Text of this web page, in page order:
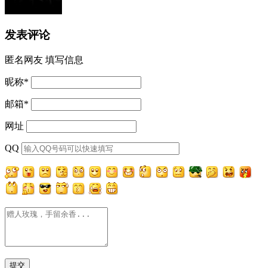
发表评论
匿名网友 填写信息
昵称*
邮箱*
网址
QQ